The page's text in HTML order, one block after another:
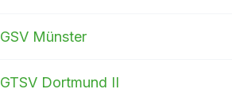
GSV Münster
GTSV Dortmund II